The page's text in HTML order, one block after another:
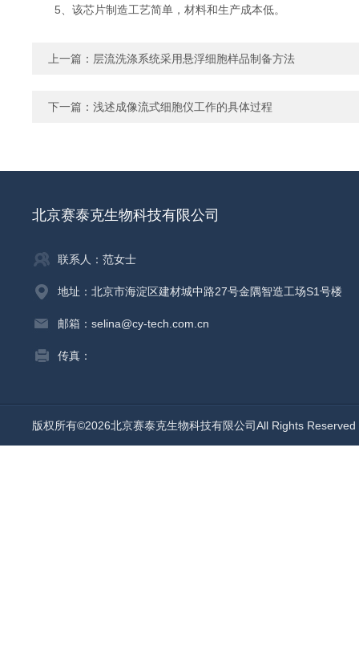
5、该芯片制造工艺简单，材料和生产成本低。
上一篇： 层流洗涤系统采用悬浮细胞样品制备方法
下一篇： 浅述成像流式细胞仪工作的具体过程
北京赛泰克生物科技有限公司
联系人：范女士
地址：北京市海淀区建材城中路27号金隅智造工场S1号楼
邮箱：selina@cy-tech.com.cn
传真：
版权所有©2026北京赛泰克生物科技有限公司All Rights